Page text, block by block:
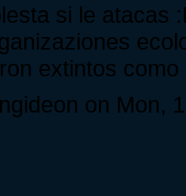
si le atacas
extintos
on Mon,